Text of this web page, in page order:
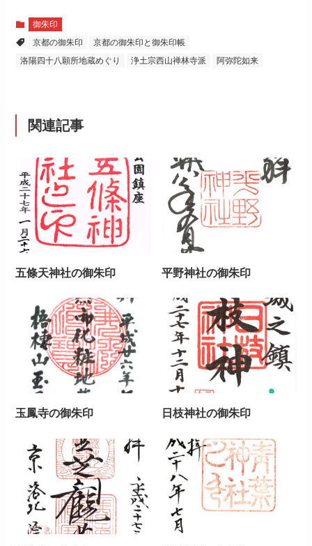
御朱印
京都の御朱印
京都の御朱印と御朱印帳
洛陽四十八願所地蔵めぐり
浄土宗西山禅林寺派 阿弥陀如来
関連記事
五條天神社の御朱印 平野神社の御朱印
玉鳳寺の御朱印 日枝神社の御朱印